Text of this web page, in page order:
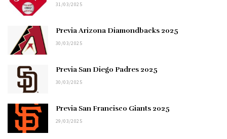
31/03/2025
Previa Arizona Diamondbacks 2025
30/03/2025
Previa San Diego Padres 2025
30/03/2025
Previa San Francisco Giants 2025
29/03/2025